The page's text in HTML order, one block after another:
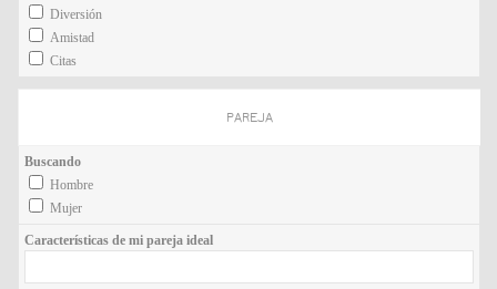
Diversión
Amistad
Citas
PAREJA
Buscando
Hombre
Mujer
Características de mi pareja ideal